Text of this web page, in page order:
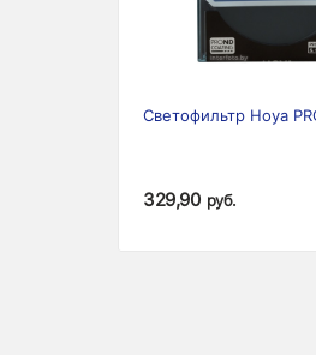
Светофильтр Hoya
329,90 руб.